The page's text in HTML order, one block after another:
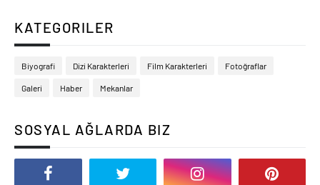
KATEGORILER
Biyografi Dizi Karakterleri Film Karakterleri Fotoğraflar
Galeri Haber Mekanlar
SOSYAL AĞLARDA BIZ